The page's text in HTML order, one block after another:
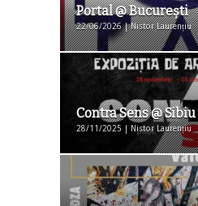
Portal @ București
22/06/2026 | Nistor Laurențiu
Contra Sens @ Sibiu
28/11/2025 | Nistor Laurențiu